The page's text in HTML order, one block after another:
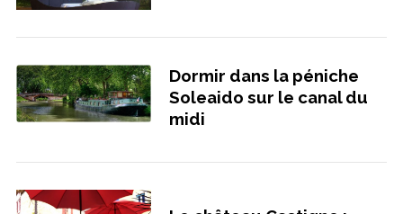
Dormir dans la péniche
Soleaido sur le canal du
midi